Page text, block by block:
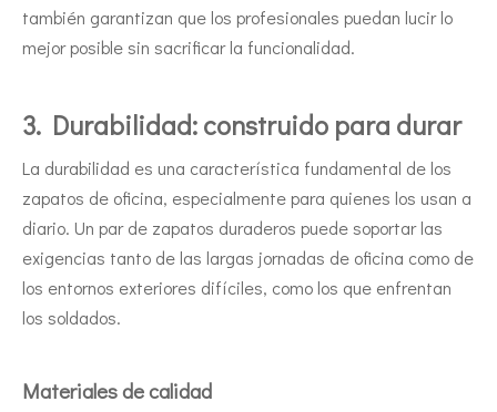
también garantizan que los profesionales puedan lucir lo
mejor posible sin sacrificar la funcionalidad.
3. Durabilidad: construido para durar
La durabilidad es una característica fundamental de los
zapatos de oficina, especialmente para quienes los usan a
diario. Un par de zapatos duraderos puede soportar las
exigencias tanto de las largas jornadas de oficina como de
los entornos exteriores difíciles, como los que enfrentan
los soldados.
Materiales de calidad